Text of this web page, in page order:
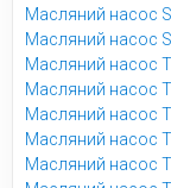
Масляний насос
Масляний насос
Масляний насос
Масляний насос
Масляний насос
Масляний насос
Масляний насос